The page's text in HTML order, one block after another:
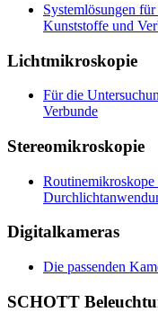
Systemlösungen
Kunststoffe und
Lichtmikroskopie
Für die
Verbunde
Stereomikroskopie
Digitalkameras
Die passenden
SCHOTT